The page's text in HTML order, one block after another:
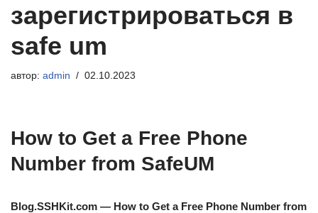
зарегистрироваться в
safe um
автор: admin 02.10.2023
How to Get a Free Phone
Number from SafeUM
Blog.SSHKit.com — How to Get a Free Phone Number from